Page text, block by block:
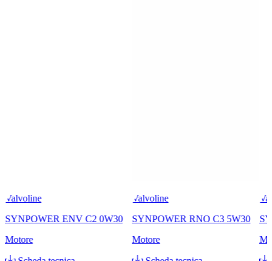
Valvoline
SYNPOWER ENV C2 0W30
Motore
Valvoline
SYNPOWER RNO C3 5W30
Motore